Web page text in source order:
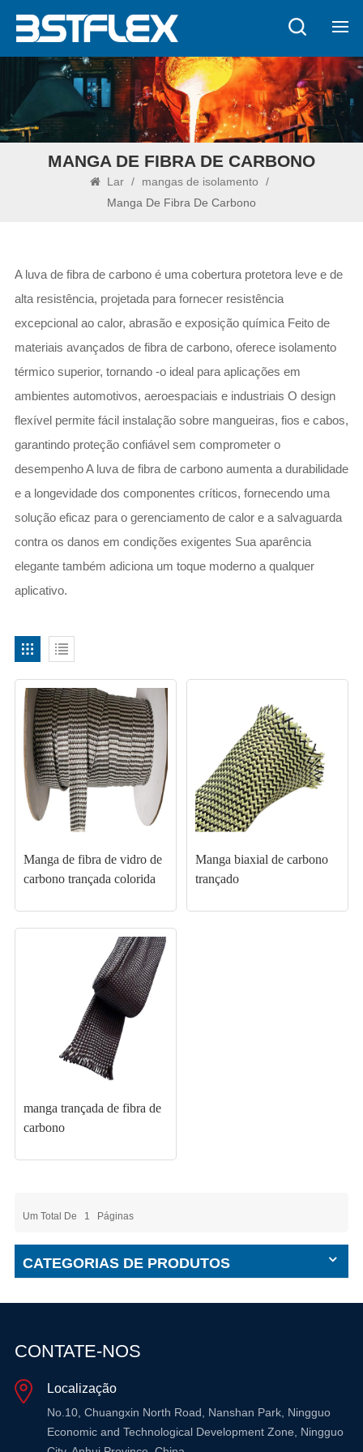
MANGA DE FIBRA DE CARBONO
Lar / mangas de isolamento
/
Manga De Fibra De Carbono
A luva de fibra de carbono é uma cobertura protetora leve e de
alta resistência, projetada para fornecer resistência
excepcional ao calor, abrasão e exposição química Feito de
materiais avançados de fibra de carbono, oferece isolamento
térmico superior, tornando -o ideal para aplicações em
ambientes automotivos, aeroespaciais e industriais O design
flexível permite fácil instalação sobre mangueiras, fios e cabos,
garantindo proteção confiável sem comprometer o
desempenho A luva de fibra de carbono aumenta a durabilidade
e a longevidade dos componentes críticos, fornecendo uma
solução eficaz para o gerenciamento de calor e a salvaguarda
contra os danos em condições exigentes Sua aparência
elegante também adiciona um toque moderno a qualquer
aplicativo.
Manga de fibra de vidro de
carbono trançada colorida
Manga biaxial de carbono
trançado
manga trançada de fibra de
carbono
Um Total De 1 Páginas
CATEGORIAS DE PRODUTOS
CONTATE-NOS
Localização
No.10, Chuangxin North Road, Nanshan Park, Ningguo
Economic and Technological Development Zone, Ningguo